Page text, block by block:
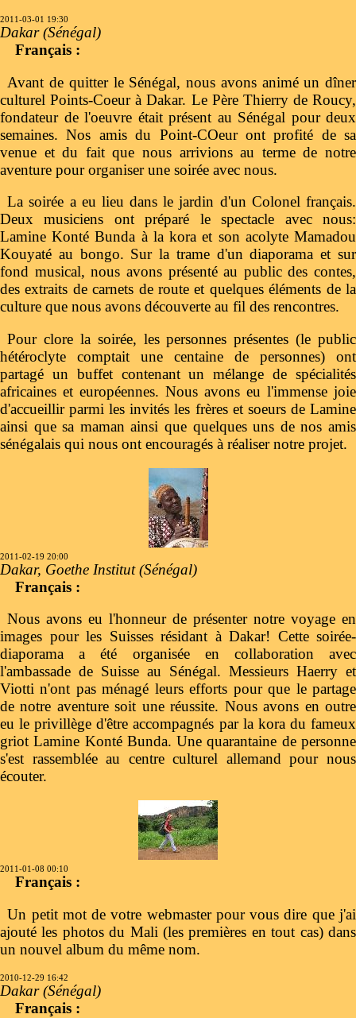
2011-03-01 19:30
Dakar (Sénégal)
Français :
Avant de quitter le Sénégal, nous avons animé un dîner
culturel Points-Coeur à Dakar. Le Père Thierry de Roucy,
fondateur de l'oeuvre était présent au Sénégal pour deux
semaines. Nos amis du Point-COeur ont profité de sa
venue et du fait que nous arrivions au terme de notre
aventure pour organiser une soirée avec nous.
La soirée a eu lieu dans le jardin d'un Colonel français.
Deux musiciens ont préparé le spectacle avec nous:
Lamine Konté Bunda à la kora et son acolyte Mamadou
Kouyaté au bongo. Sur la trame d'un diaporama et sur
fond musical, nous avons présenté au public des contes,
des extraits de carnets de route et quelques éléments de la
culture que nous avons découverte au fil des rencontres.
Pour clore la soirée, les personnes présentes (le public
hétéroclyte comptait une centaine de personnes) ont
partagé un buffet contenant un mélange de spécialités
africaines et européennes. Nous avons eu l'immense joie
d'accueillir parmi les invités les frères et soeurs de Lamine
ainsi que sa maman ainsi que quelques uns de nos amis
sénégalais qui nous ont encouragés à réaliser notre projet.
2011-02-19 20:00
Dakar, Goethe Institut (Sénégal)
Français :
Nous avons eu l'honneur de présenter notre voyage en
images pour les Suisses résidant à Dakar! Cette soirée-
diaporama a été organisée en collaboration avec
l'ambassade de Suisse au Sénégal. Messieurs Haerry et
Viotti n'ont pas ménagé leurs efforts pour que le partage
de notre aventure soit une réussite. Nous avons en outre
eu le privillège d'être accompagnés par la kora du fameux
griot Lamine Konté Bunda. Une quarantaine de personne
s'est rassemblée au centre culturel allemand pour nous
écouter.
2011-01-08 00:10
Français :
Un petit mot de votre webmaster pour vous dire que j'ai
ajouté les photos du Mali (les premières en tout cas) dans
un nouvel album du même nom.
2010-12-29 16:42
Dakar (Sénégal)
Français :